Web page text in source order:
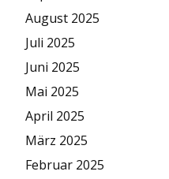
August 2025
Juli 2025
Juni 2025
Mai 2025
April 2025
März 2025
Februar 2025